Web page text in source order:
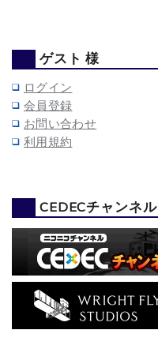
ゲスト 様
ログイン
会員登録
お問い合わせ
利用規約
CEDECチャンネル